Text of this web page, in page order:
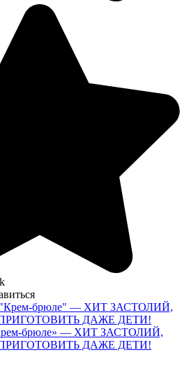
брюле» — ХИТ ЗАСТОЛИЙ,
ДАЖЕ ДЕТИ!